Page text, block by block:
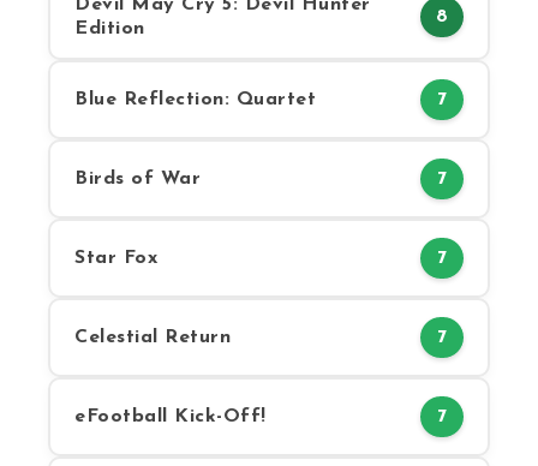
Devil May Cry 5: Devil Hunter
Edition
8
Blue Reflection: Quartet 7
Birds of War 7
Star Fox 7
Celestial Return 7
eFootball Kick-Off! 7